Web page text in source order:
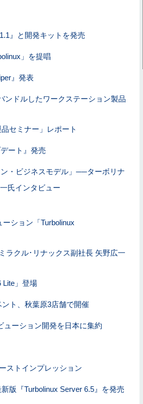
』と開発キットを発売
」を提唱
』発表
ンドルしたワークステーション製品
セミナー」レポート
ート』発売
・ビジネスモデル」──ターボリナ
氏インタビュー
ション「Turbolinux
ラクル･リナックス副社長 矢野広一
Lite」登場
ト、秋葉原3店舗で開催
ューション開発を日本に集約
ストインプレッション
版『Turbolinux Server 6.5』を発売